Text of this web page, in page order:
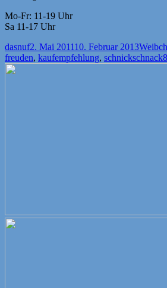
Mo-Fr: 11-19 Uhr
Sa 11-17 Uhr
Autor
dasnufVeröffentlicht
am
2. Mai 201110. Februar 2013
freuden, kaufempfehlung, schnickschnack